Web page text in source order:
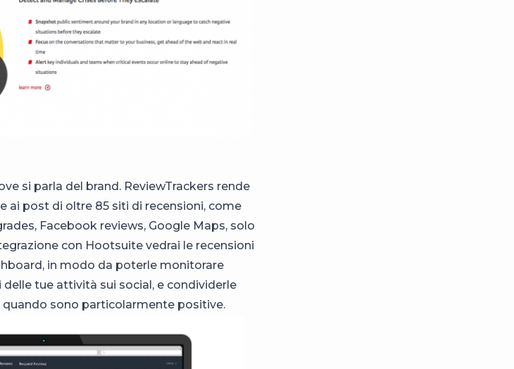
si parla del brand. ReviewTrackers rende
ai post di oltre 85 siti di recensioni, come
Facebook reviews, Google Maps, solo
con Hootsuite vedrai le recensioni
in modo da poterle monitorare
tue attività sui social, e condividerle
sono particolarmente positive.